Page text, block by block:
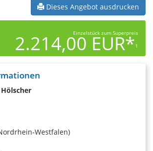
Dieses Angebot ausdrucken
Einzelstück zum Superpreis
2.214,00 EUR*1
Westfalen)